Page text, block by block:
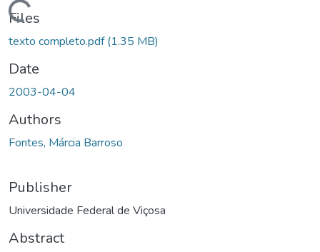
Files
texto completo.pdf(1.35 MB)
Date
2003-04-04
Authors
Fontes, Márcia Barroso
Publisher
Universidade Federal de Viçosa
Abstract